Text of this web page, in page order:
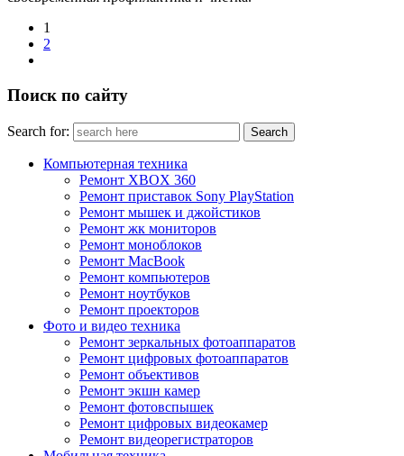
1
2
Поиск по сайту
Search for:
Компьютерная техника
Ремонт XBOX 360
Ремонт приставок Sony PlayStation
Ремонт мышек и джойстиков
Ремонт жк мониторов
Ремонт моноблоков
Ремонт MacBook
Ремонт компьютеров
Ремонт ноутбуков
Ремонт проекторов
Фото и видео техника
Ремонт зеркальных фотоаппаратов
Ремонт цифровых фотоаппаратов
Ремонт объективов
Ремонт экшн камер
Ремонт фотовспышек
Ремонт цифровых видеокамер
Ремонт видеорегистраторов